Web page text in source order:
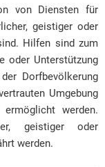
von Diensten für
geistiger oder
Hilfen sind zum
oder Unterstützung
Dorfbevölkerung
Umgebung
werden.
geistiger oder
werden.